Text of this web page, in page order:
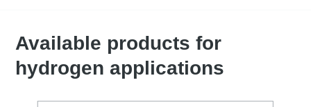
Available products for
hydrogen applications